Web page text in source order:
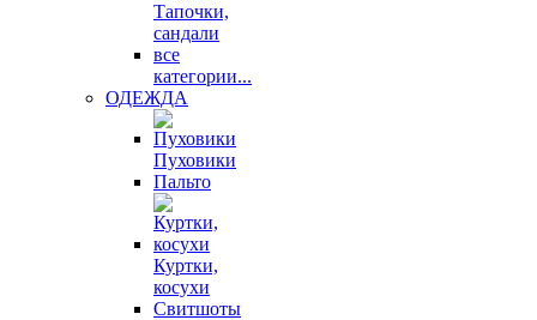
Тапочки,
сандали
все
категории...
ОДЕЖДА
Пуховики
Пальто
Куртки,
косухи
Свитшоты